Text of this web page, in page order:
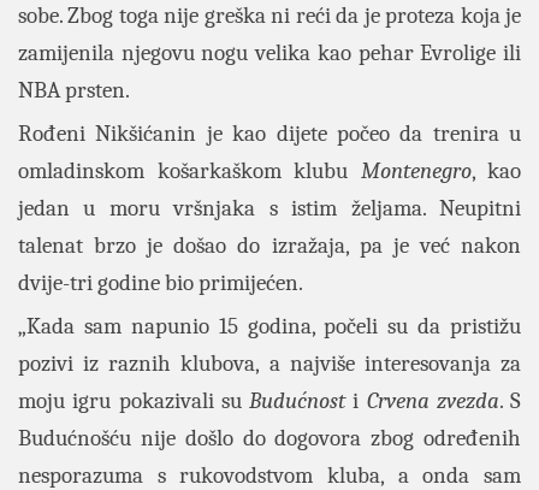
sobe. Zbog toga nije greška ni reći da je proteza koja je
zamijenila njegovu nogu velika kao pehar Evrolige ili
NBA prsten.
Rođeni Nikšićanin je kao dijete počeo da trenira u
omladinskom košarkaškom klubu Montenegro, kao
jedan u moru vršnjaka s istim željama. Neupitni
talenat brzo je došao do izražaja, pa je već nakon
dvije-tri godine bio primijećen.
„Kada sam napunio 15 godina, počeli su da pristižu
pozivi iz raznih klubova, a najviše interesovanja za
moju igru pokazivali su Budućnosti Crvena zvezda. S
Budućnošću nije došlo do dogovora zbog određenih
nesporazuma s rukovodstvom kluba, a onda sam